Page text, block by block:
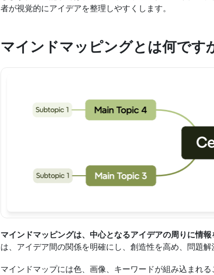
者が視覚的にアイデアを整理しやすくします。
マインドマッピングとは何です
マインドマッピングは、中心となるアイデアの周りに情
は、アイデア間の関係を明確にし、創造性を高め、問題解
マインドマップには色、画像、キーワードが組み込まれ